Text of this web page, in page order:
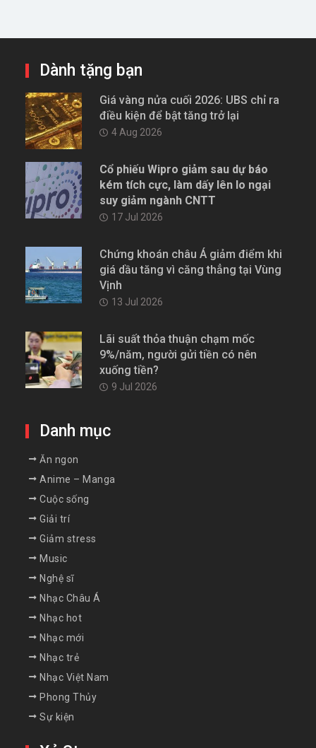
Dành tặng bạn
Giá vàng nửa cuối 2026: UBS chỉ ra
điều kiện để bật tăng trở lại
4 Aug 2026
Cổ phiếu Wipro giảm sau dự báo
kém tích cực, làm dấy lên lo ngại
suy giảm ngành CNTT
17 Jul 2026
Chứng khoán châu Á giảm điểm khi
giá dầu tăng vì căng thẳng tại Vùng
Vịnh
13 Jul 2026
Lãi suất thỏa thuận chạm mốc
9%/năm, người gửi tiền có nên
xuống tiền?
9 Jul 2026
Danh mục
Ăn ngon
Anime – Manga
Cuộc sống
Giải trí
Giảm stress
Music
Nghệ sĩ
Nhạc Châu Á
Nhạc hot
Nhạc mới
Nhạc trẻ
Nhạc Việt Nam
Phong Thủy
Sự kiện